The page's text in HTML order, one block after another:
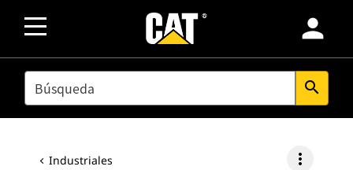
person
SEARCH search
Industriales more_vert